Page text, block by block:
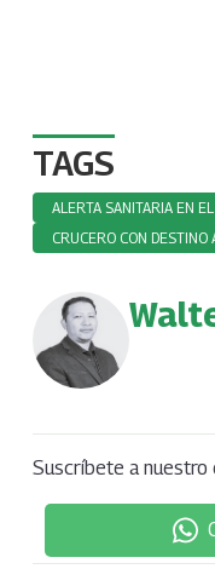
TAGS
ALERTA SANITARIA EN
CRUCERO CON DESTINO
Suscríbete a nuestro